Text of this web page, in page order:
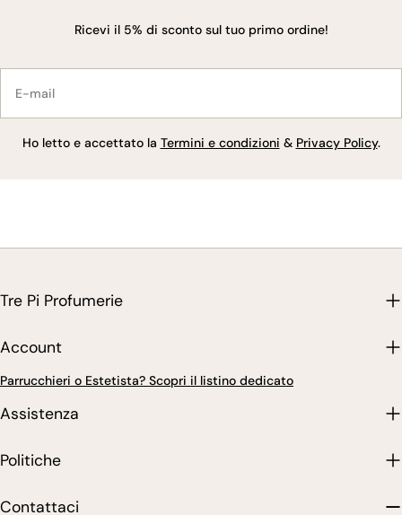
Ricevi il 5% di sconto sul tuo primo ordine!
mail
Ho letto e accettato la Termini e condizioni & Privacy Policy.
Tre Pi Profumerie
Account
Parrucchieri o Estetista? Scopri il listino dedicato
Assistenza
Politiche
Contattaci